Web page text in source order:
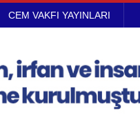
CEM VAKFI YAYINLARI